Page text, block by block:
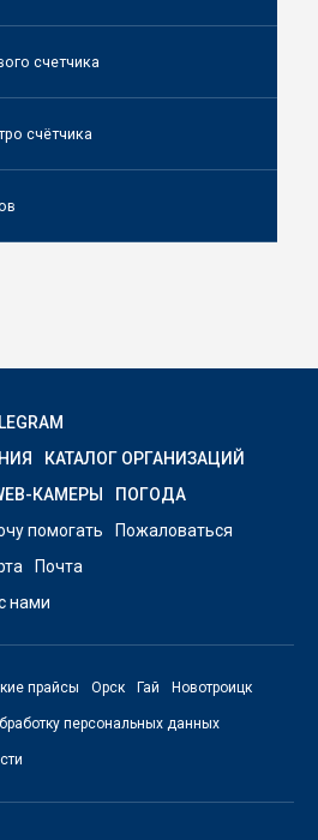
счетчика
счётчика
КАТАЛОГ ОРГАНИЗАЦИЙ
КАМЕРЫ
ПОГОДА
помогать
Пожаловаться
Почта
нами
прайсы Орск Гай Новотроицк
персональных данных